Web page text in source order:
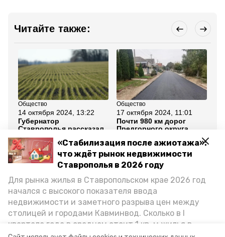
«Стабилизация после ажиотажа»:
что ждёт рынок недвижимости
Ставрополья в 2026 году
Для рынка жилья в Ставропольском крае 2026 год
начался с высокого показателя ввода
недвижимости и заметного разрыва цен между
столицей и городами Кавминвод. Сколько в I
квартале года в среднем стоит 1 кв. м жилья в
Читайте также:
Общество
14 октября 2024, 13:22
Губернатор
Ставрополья рассказал
о планах развития
сельского хозяйства в
регионе
Общество
17 октября 2024, 11:01
Почти 980 км дорог
Предгорного округа
ремонта за 3 года
предгорный округ ставропольский край